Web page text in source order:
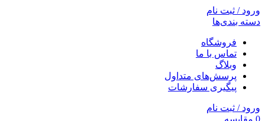
ورود / ثبت نام
دسته بندی‌ها
فروشگاه
تماس با ما
وبلاگ
پرسش‌های متداول
پیگیری سفارشات
ورود / ثبت نام